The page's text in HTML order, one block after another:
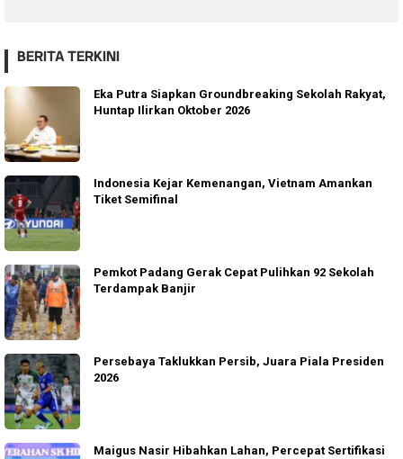
BERITA TERKINI
Eka Putra Siapkan Groundbreaking Sekolah Rakyat,
Huntap Ilirkan Oktober 2026
Indonesia Kejar Kemenangan, Vietnam Amankan
Tiket Semifinal
Pemkot Padang Gerak Cepat Pulihkan 92 Sekolah
Terdampak Banjir
Persebaya Taklukkan Persib, Juara Piala Presiden
2026
Maigus Nasir Hibahkan Lahan, Percepat Sertifikasi